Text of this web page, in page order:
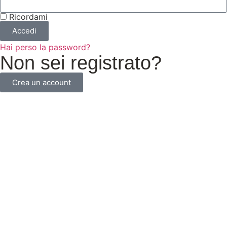
Ricordami
Accedi
Hai perso la password?
Non sei registrato?
Crea un account